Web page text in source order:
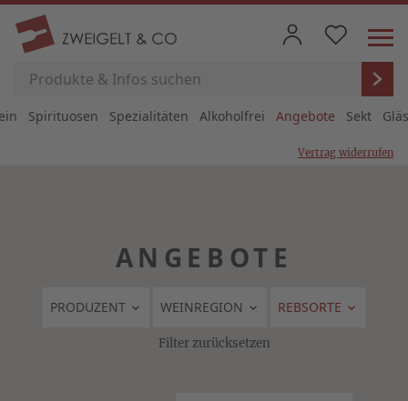
Spirituosen Spezialitäten Alkoholfrei Angebote Sekt
Vertrag widerrufen
ANGEBOTE
PRODUZENT WEINREGION REBSORTE
Filter zurücksetzen